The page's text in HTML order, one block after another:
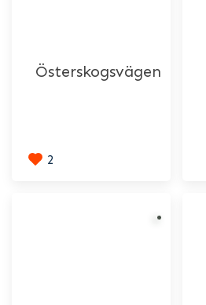
Österskogsvägen
2